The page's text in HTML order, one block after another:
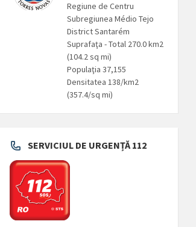
Regiune de Centru
Subregiunea Médio Tejo
District Santarém
Suprafaţa - Total 270.0 km2
(104.2 sq mi)
Populaţia 37,155
Densitatea 138/km2
(357.4/sq mi)
SERVICIUL DE URGENȚĂ 112